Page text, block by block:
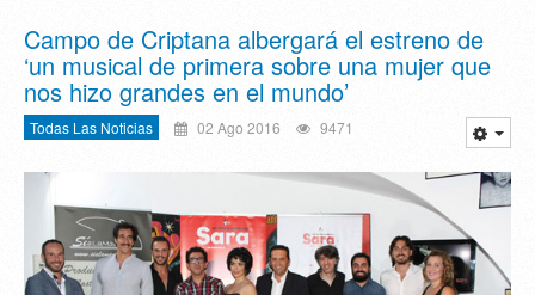
Campo de Criptana albergará el estreno de
‘un musical de primera sobre una mujer que
nos hizo grandes en el mundo’
Todas Las Noticias 02 Ago 2016 9471